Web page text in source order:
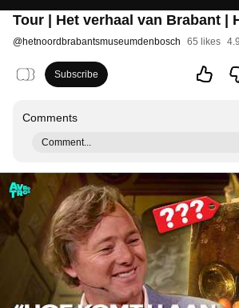
Tour | Het verhaal van Brabant |
@hetnoordbrabantsmuseumdenbosch 65 likes
Subscribe
Comments
Comment...